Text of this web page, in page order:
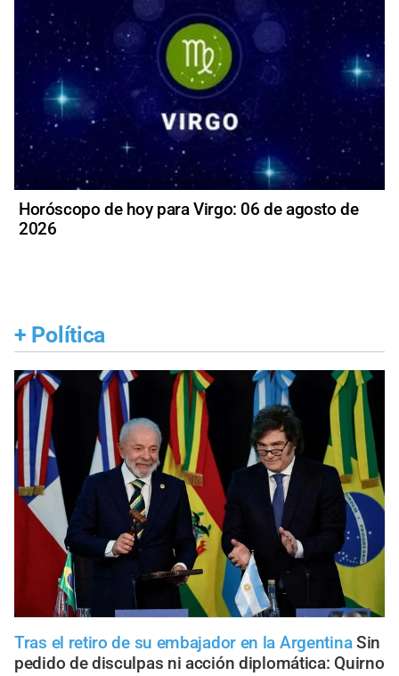
Horóscopo de hoy para Virgo: 06 de agosto de
2026
+ Política
Tras el retiro de su embajador en la Argentina Sin
pedido de disculpas ni acción diplomática: Quirno